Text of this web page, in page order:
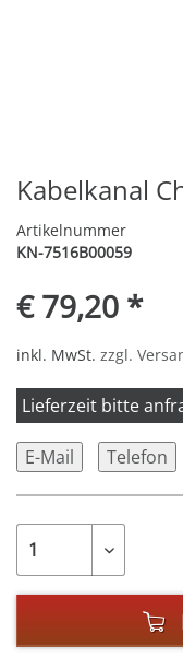
Kabelkanal
Artikelnummer
KN-7516B00059
€ 79,20 *
inkl. MwSt. zzgl.
Lieferzeit bitte
E-Mail Telefon